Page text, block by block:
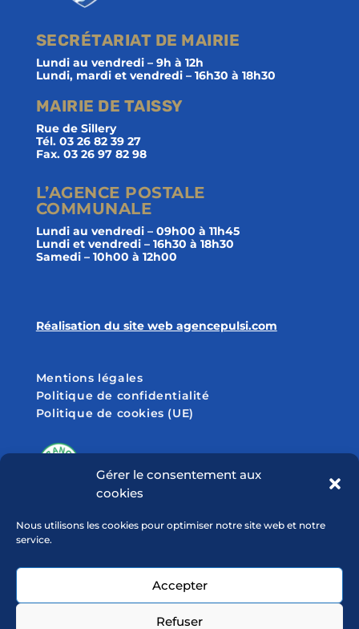
Gérer le consentement aux
cookies
Nous utilisons les cookies pour optimiser notre site web et notre
service.
Accepter
Refuser
SECRÉTARIAT DE MAIRIE
Lundi au vendredi – 9h à 12h
Lundi, mardi et vendredi – 16h30 à 18h30
MAIRIE DE TAISSY
Rue de Sillery
Tél. 03 26 82 39 27
Fax. 03 26 97 82 98
L’AGENCE POSTALE
COMMUNALE
Lundi au vendredi – 09h00 à 11h45
Lundi et vendredi – 16h30 à 18h30
Samedi – 10h00 à 12h00
Réalisation du site web agencepulsi.com
Mentions légales
Politique de confidentialité
Politique de cookies (UE)
SUIVEZ-NOUS SUR